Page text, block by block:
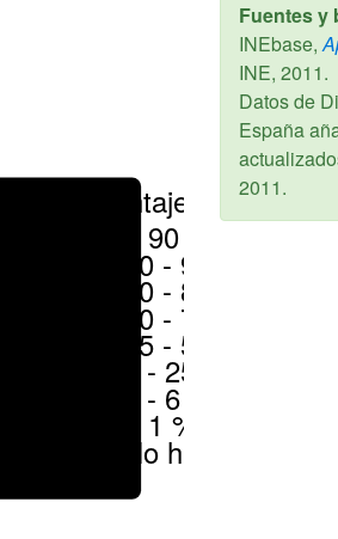
Porcentajes
> 90 %
80 - 90 %
70 - 80 %
50 - 70 %
25 - 50 %
6 - 25 %
1 - 6 %
< 1 %
No hay
Fuentes y
INEbase,
INE, 2011.
Datos de
España
2011.